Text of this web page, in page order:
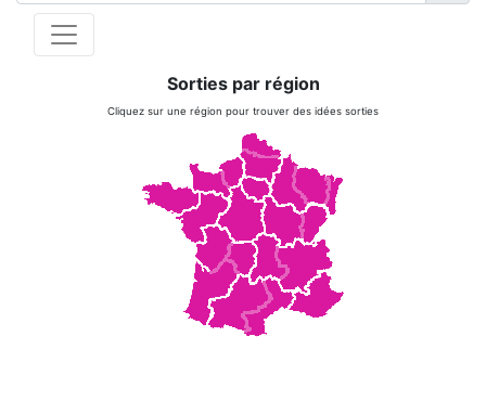
Sorties par région
Cliquez sur une région pour trouver des idées sorties